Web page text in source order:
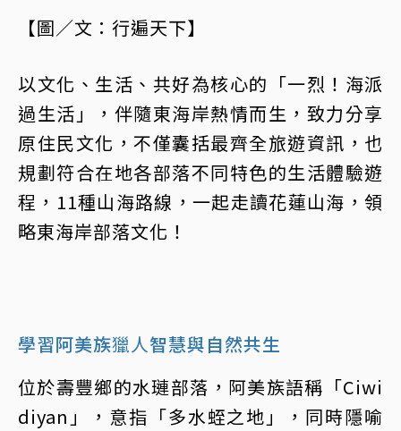
【圖／文：行遍天下】
以文化、生活、共好為核心的「一烈！海派
過生活」，伴隨東海岸熱情而生，致力分享
原住民文化，不僅囊括最齊全旅遊資訊，也
規劃符合在地各部落不同特色的生活體驗遊
程，11種山海路線，一起走讀花蓮山海，領
略東海岸部落文化！
學習阿美族獵人智慧與自然共生
位於壽豐鄉的水璉部落，阿美族語稱「Ciwi
diyan」，意指「多水蛭之地」，同時隱喻